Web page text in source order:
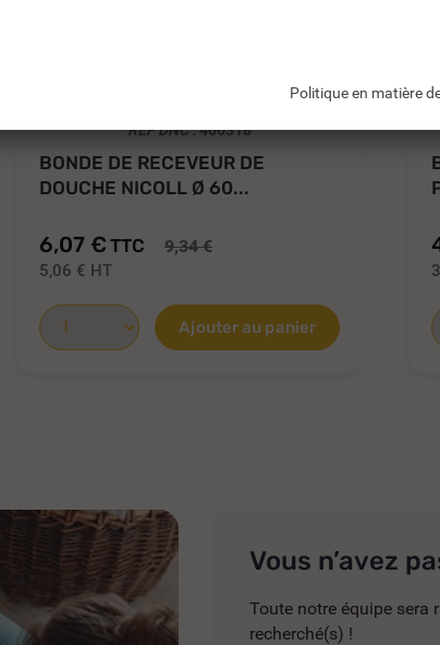
REF DNC :400318
BONDE DE RECEVEUR DE
DOUCHE NICOLL Ø 60...
6,07 € TTC 9,34 €
5,06 € HT
Ajouter au panier
Vous n’avez
Toute notre équipe sera
recherché(s) !
Politique en matière